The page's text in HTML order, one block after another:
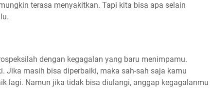
terasa menyakitkan. Tapi kita bisa apa selain
dengan kegagalan yang baru menimpamu.
Jika masih bisa diperbaiki, maka sah-sah saja kamu
lagi. Namun jika tidak bisa diulangi, anggap kegagalanmu